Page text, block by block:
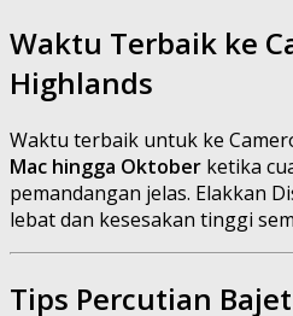
Waktu Terbaik ke
Highlands
Waktu terbaik untuk ke
Mac hingga Oktober ketika
pemandangan jelas. Elakkan
lebat dan kesesakan tinggi
Tips Percutian